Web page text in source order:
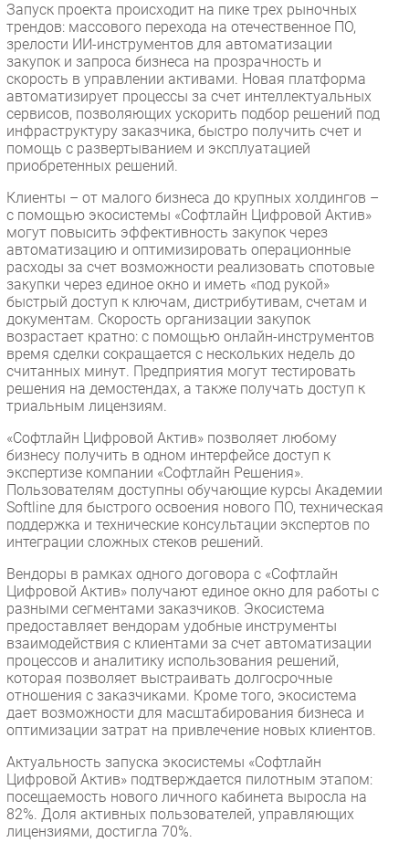
Каталог компаний
Запуск проекта происходит на пике трех рыночных
трендов: массового перехода на отечественное ПО,
зрелости ИИ-инструментов для автоматизации
закупок и запроса бизнеса на прозрачность и
скорость в управлении активами. Новая платформа
автоматизирует процессы за счет интеллектуальных
сервисов, позволяющих ускорить подбор решений под
инфраструктуру заказчика, быстро получить счет и
помощь с развертыванием и эксплуатацией
приобретенных решений.
Клиенты – от малого бизнеса до крупных холдингов –
с помощью экосистемы «Софтлайн Цифровой Актив»
могут повысить эффективность закупок через
автоматизацию и оптимизировать операционные
расходы за счет возможности реализовать спотовые
закупки через единое окно и иметь «под рукой»
быстрый доступ к ключам, дистрибутивам, счетам и
документам. Скорость организации закупок
возрастает кратно: с помощью онлайн-инструментов
время сделки сокращается с нескольких недель до
считанных минут. Предприятия могут тестировать
решения на демостендах, а также получать доступ к
триальным лицензиям.
«Софтлайн Цифровой Актив» позволяет любому
бизнесу получить в одном интерфейсе доступ к
экспертизе компании «Софтлайн Решения».
Пользователям доступны обучающие курсы Академии
Softline для быстрого освоения нового ПО, техническая
поддержка и технические консультации экспертов по
интеграции сложных стеков решений.
Вендоры в рамках одного договора с «Софтлайн
Цифровой Актив» получают единое окно для работы с
разными сегментами заказчиков. Экосистема
предоставляет вендорам удобные инструменты
взаимодействия с клиентами за счет автоматизации
процессов и аналитику использования решений,
которая позволяет выстраивать долгосрочные
отношения c заказчиками. Кроме того, экосистема
дает возможности для масштабирования бизнеса и
оптимизации затрат на привлечение новых клиентов.
Актуальность запуска экосистемы «Софтлайн
Цифровой Актив» подтверждается пилотным этапом:
посещаемость нового личного кабинета выросла на
82%. Доля активных пользователей, управляющих
лицензиями, достигла 70%.